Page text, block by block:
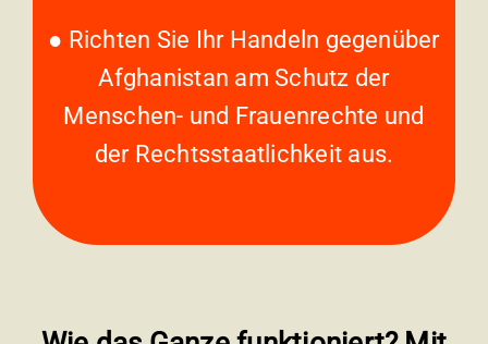
● Richten Sie Ihr Handeln gegenüber
Afghanistan am Schutz der
Menschen- und Frauenrechte und
der Rechtsstaatlichkeit aus.